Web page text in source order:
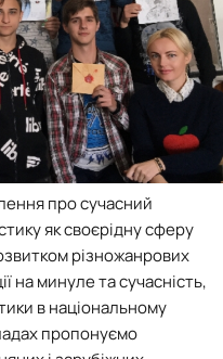
про сучасний
як своєрідну сферу
різножанрових
на минуле та сучасність,
в національному
пропонуємо